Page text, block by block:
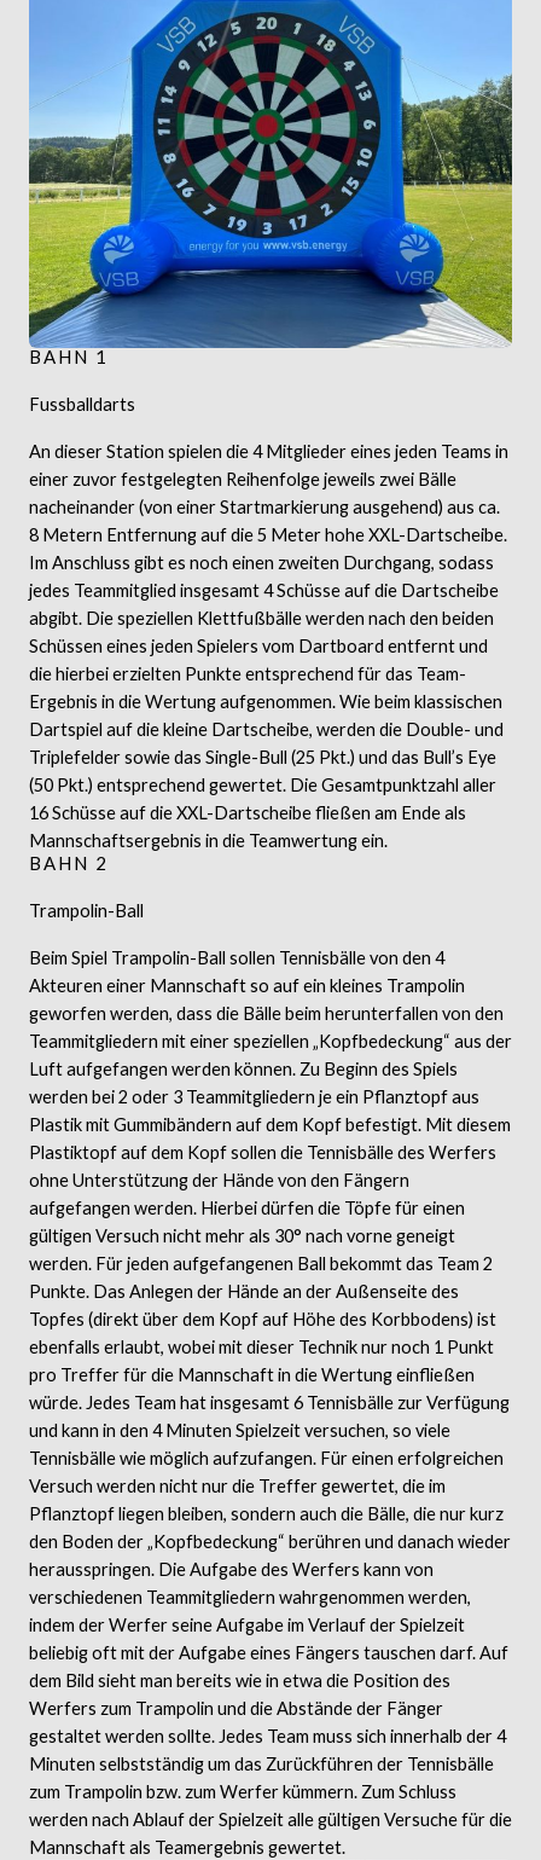
BAHN 1
Fussballdarts
An dieser Station spielen die 4 Mitglieder eines jeden Teams in
einer zuvor festgelegten Reihenfolge jeweils zwei Bälle
nacheinander (von einer Startmarkierung ausgehend) aus ca.
8 Metern Entfernung auf die 5 Meter hohe XXL-Dartscheibe.
Im Anschluss gibt es noch einen zweiten Durchgang, sodass
jedes Teammitglied insgesamt 4 Schüsse auf die Dartscheibe
abgibt. Die speziellen Klettfußbälle werden nach den beiden
Schüssen eines jeden Spielers vom Dartboard entfernt und
die hierbei erzielten Punkte entsprechend für das Team-
Ergebnis in die Wertung aufgenommen. Wie beim klassischen
Dartspiel auf die kleine Dartscheibe, werden die Double- und
Triplefelder sowie das Single-Bull (25 Pkt.) und das Bull’s Eye
(50 Pkt.) entsprechend gewertet. Die Gesamtpunktzahl aller
16 Schüsse auf die XXL-Dartscheibe fließen am Ende als
Mannschaftsergebnis in die Teamwertung ein.
BAHN 2
Trampolin-Ball
Beim Spiel Trampolin-Ball sollen Tennisbälle von den 4
Akteuren einer Mannschaft so auf ein kleines Trampolin
geworfen werden, dass die Bälle beim herunterfallen von den
Teammitgliedern mit einer speziellen „Kopfbedeckung“ aus der
Luft aufgefangen werden können. Zu Beginn des Spiels
werden bei 2 oder 3 Teammitgliedern je ein Pflanztopf aus
Plastik mit Gummibändern auf dem Kopf befestigt. Mit diesem
Plastiktopf auf dem Kopf sollen die Tennisbälle des Werfers
ohne Unterstützung der Hände von den Fängern
aufgefangen werden. Hierbei dürfen die Töpfe für einen
gültigen Versuch nicht mehr als 30° nach vorne geneigt
werden. Für jeden aufgefangenen Ball bekommt das Team 2
Punkte. Das Anlegen der Hände an der Außenseite des
Topfes (direkt über dem Kopf auf Höhe des Korbbodens) ist
ebenfalls erlaubt, wobei mit dieser Technik nur noch 1 Punkt
pro Treffer für die Mannschaft in die Wertung einfließen
würde. Jedes Team hat insgesamt 6 Tennisbälle zur Verfügung
und kann in den 4 Minuten Spielzeit versuchen, so viele
Tennisbälle wie möglich aufzufangen. Für einen erfolgreichen
Versuch werden nicht nur die Treffer gewertet, die im
Pflanztopf liegen bleiben, sondern auch die Bälle, die nur kurz
den Boden der „Kopfbedeckung“ berühren und danach wieder
herausspringen. Die Aufgabe des Werfers kann von
verschiedenen Teammitgliedern wahrgenommen werden,
indem der Werfer seine Aufgabe im Verlauf der Spielzeit
beliebig oft mit der Aufgabe eines Fängers tauschen darf. Auf
dem Bild sieht man bereits wie in etwa die Position des
Werfers zum Trampolin und die Abstände der Fänger
gestaltet werden sollte. Jedes Team muss sich innerhalb der 4
Minuten selbstständig um das Zurückführen der Tennisbälle
zum Trampolin bzw. zum Werfer kümmern. Zum Schluss
werden nach Ablauf der Spielzeit alle gültigen Versuche für die
Mannschaft als Teamergebnis gewertet.